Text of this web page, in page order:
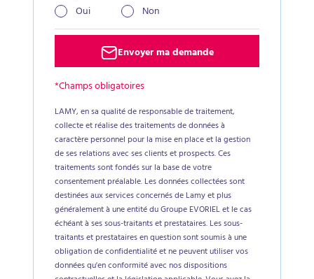
Oui
Non
Envoyer ma demande
*Champs obligatoires
LAMY, en sa qualité de responsable de traitement,
collecte et réalise des traitements de données à
caractère personnel pour la mise en place et la gestion
de ses relations avec ses clients et prospects. Ces
traitements sont fondés sur la base de votre
consentement préalable. Les données collectées sont
destinées aux services concernés de Lamy et plus
généralement à une entité du Groupe EVORIEL et le cas
échéant à ses sous-traitants et prestataires. Les sous-
traitants et prestataires en question sont soumis à une
obligation de confidentialité et ne peuvent utiliser vos
données qu'en conformité avec nos dispositions